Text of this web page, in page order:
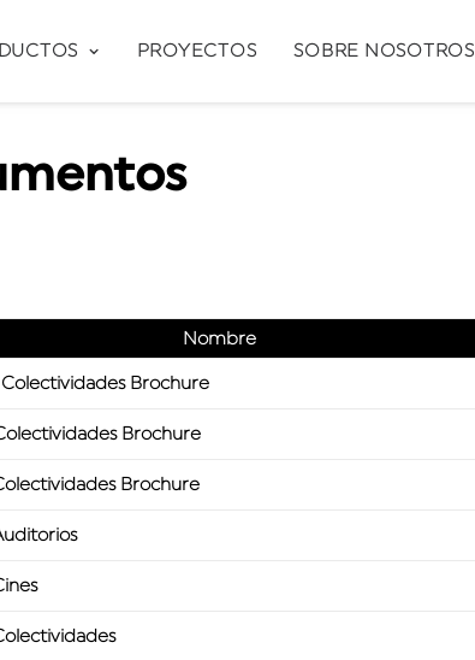
PROYECTOS SOBRE NOSOTROS
Nombre
Brochure
Brochure
Brochure